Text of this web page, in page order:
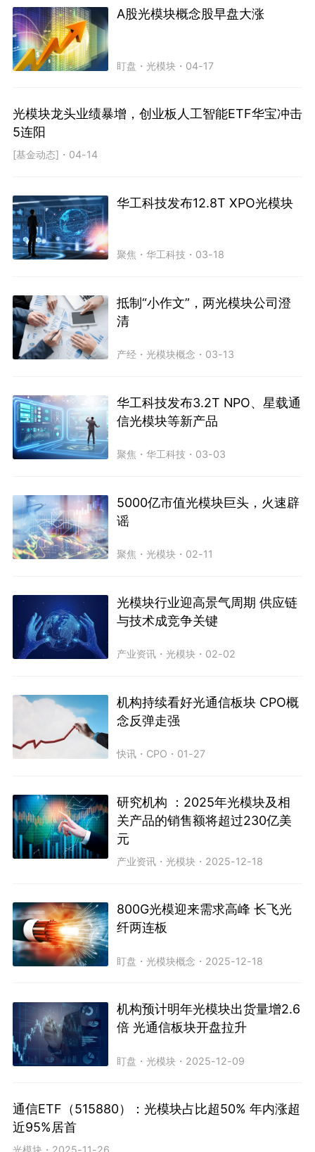
A股光模块概念股早盘大涨
盯盘 ・光模块 ・ 04-17
光模块龙头业绩暴增，创业板人工智能ETF华宝冲击
5连阳
[基金动态] ・ 04-14
华工科技发布12.8T XPO光模块
聚焦 ・华工科技 ・ 03-18
抵制“小作文”，两光模块公司澄
清
产经 ・光模块概念 ・ 03-13
华工科技发布3.2T NPO、星载通
信光模块等新产品
聚焦 ・华工科技 ・ 03-03
5000亿市值光模块巨头，火速辟
谣
聚焦 ・光模块 ・ 02-11
光模块行业迎高景气周期 供应链
与技术成竞争关键
产业资讯 ・光模块 ・ 02-02
机构持续看好光通信板块 CPO概
念反弹走强
快讯 ・ CPO ・ 01-27
研究机构 ：2025年光模块及相
关产品的销售额将超过230亿美
元
产业资讯 ・光模块 ・ 2025-12-18
800G光模迎来需求高峰 长飞光
纤两连板
盯盘 ・光模块概念 ・ 2025-12-18
机构预计明年光模块出货量增2.6
倍 光通信板块开盘拉升
盯盘 ・光模块 ・ 2025-12-09
通信ETF（515880）：光模块占比超50% 年内涨超
近95%居首